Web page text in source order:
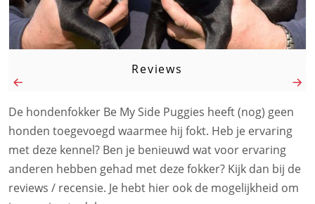
Reviews
De hondenfokker Be My Side Puggies heeft (nog) geen
honden toegevoegd waarmee hij fokt. Heb je ervaring
met deze kennel? Ben je benieuwd wat voor ervaring
anderen hebben gehad met deze fokker? Kijk dan bij de
reviews / recensie. Je hebt hier ook de mogelijkheid om